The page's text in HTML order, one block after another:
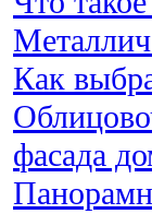
Как
фасада